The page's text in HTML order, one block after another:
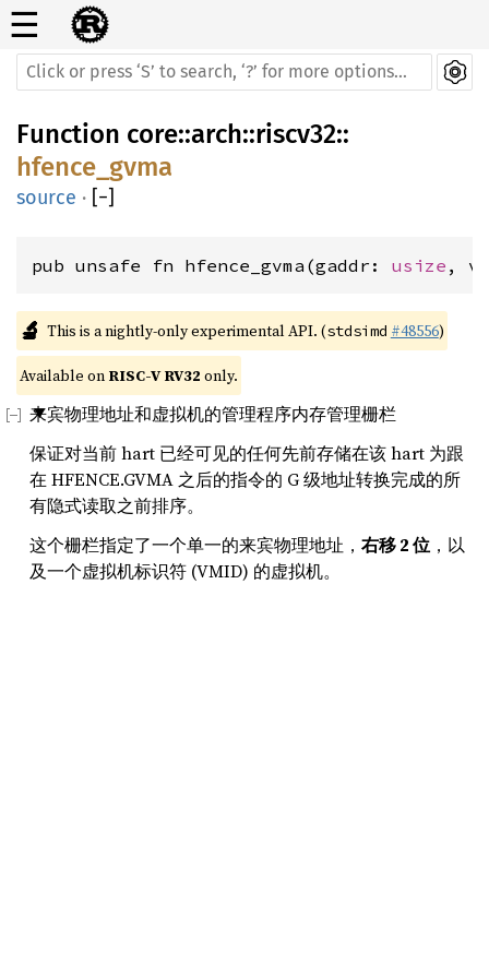
☰
Function core::arch::riscv32::
hfence_gvma
source · [−]
pub unsafe fn hfence_gvma(gaddr: usize ,
🔬 This is a nightly-only experimental API. (stdsimd #48556)
Available on RISC-V RV32 only.
来宾物理地址和虚拟机的管理程序内存管理栅栏
保证对当前 hart 已经可见的任何先前存储在该 hart 为跟
在 HFENCE.GVMA 之后的指令的 G 级地址转换完成的所
有隐式读取之前排序。
这个栅栏指定了一个单一的来宾物理地址， 右移 2 位 ，以
及一个虚拟机标识符 (VMID) 的虚拟机。